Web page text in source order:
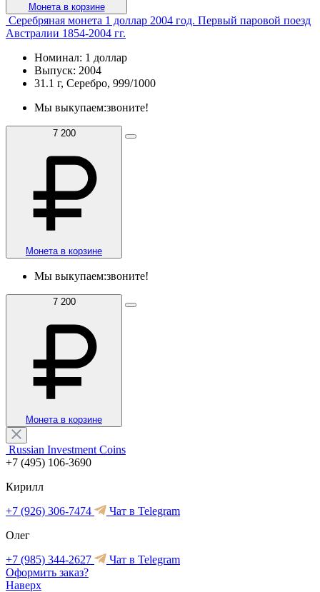
Монета в корзине
Серебряная монета 1 доллар 2004 год. Первый паровой поезд
Австралии 1854-2004 гг.
Номинал: 1 доллар
Выпуск: 2004
31.1 г, Серебро, 999/1000
Мы выкупаем:звоните!
7 200
Монета в корзине
Мы выкупаем:звоните!
7 200
Монета в корзине
Russian Investment Coins
+7 (495) 106-3690
Кирилл
+7 (926) 306-7474
Чат в Telegram
Олег
+7 (985) 344-2627
Чат в Telegram
Оформить заказ?
Наверх